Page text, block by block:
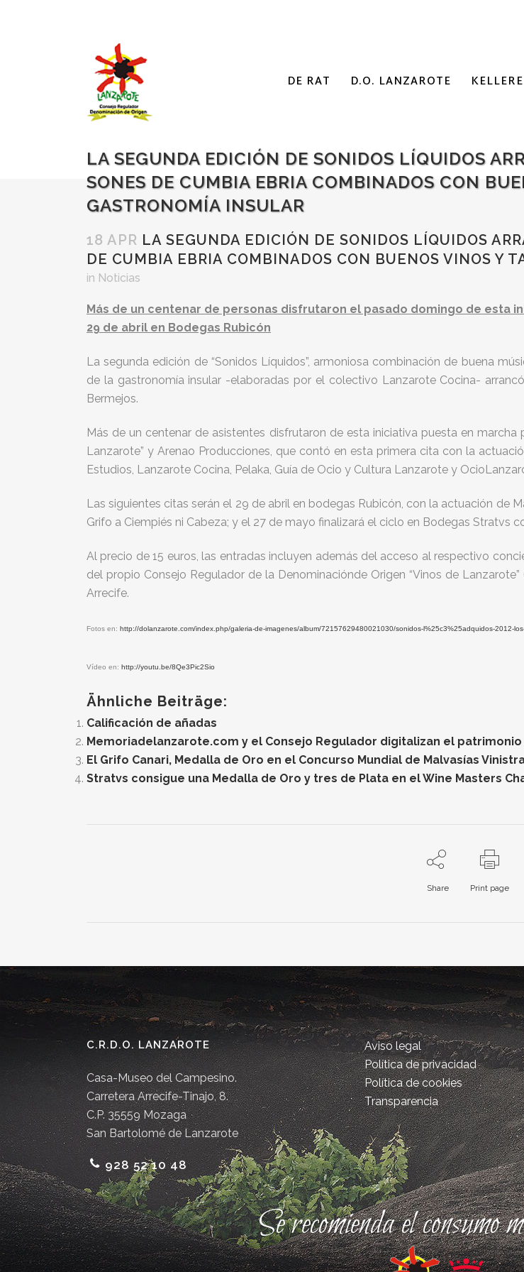
DE RAT D.O. LANZAROTE
LA SEGUNDA EDICIÓN DE SONIDOS LÍQUIDOS
SONES DE CUMBIA EBRIA COMBINADOS CON
GASTRONOMÍA INSULAR
18 APR LA SEGUNDA EDICIÓN DE SONIDOS LÍQUIDOS
DE CUMBIA EBRIA COMBINADOS CON BUENOS VINOS Y
in Noticias
Más de un centenar de personas disfrutaron el pasado domingo de esta
29 de abril en Bodegas Rubicón
La segunda edición de “Sonidos Líquidos”, armoniosa combinación de buena
de la gastronomía insular -elaboradas por el colectivo Lanzarote Cocina-
Bermejos.
Más de un centenar de asistentes disfrutaron de esta iniciativa puesta en
Lanzarote” y Arenao Producciones, que contó en esta primera cita con la
Estudios, Lanzarote Cocina, Pelaka, Guía de Ocio y Cultura Lanzarote y
Las siguientes citas serán el 29 de abril en bodegas Rubicón, con la actuación de
Grifo a Ciempiés ni Cabeza; y el 27 de mayo finalizará el ciclo en Bodegas Stratvs
Al precio de 15 euros, las entradas incluyen además del acceso al respectivo
del propio Consejo Regulador de la Denominaciónde Origen “Vinos de
Arrecife.
Fotos en: http://dolanzarote.com/index.php/galeria-de-imagenes/album/72157629480021030/sonidos-l%25c3%25adquidos-2012-
Vídeo en: http://youtu.be/8Qe3Pic2Sio
Ähnliche Beiträge:
Calificación de añadas
Memoriadelanzarote.com y el Consejo Regulador digitalizan el
El Grifo Canari, Medalla de Oro en el Concurso Mundial de Malvasías
Stratvs consigue una Medalla de Oro y tres de Plata en el Wine Masters
Share Print page
C.R.D.O. LANZAROTE
Casa-Museo del Campesino.
Carretera Arrecife-Tinajo, 8.
C.P. 35559 Mozaga
San Bartolomé de Lanzarote
928 52 10 48
Aviso legal
Política de privacidad
Política de cookies
Transparencia
Se recomienda el consumo